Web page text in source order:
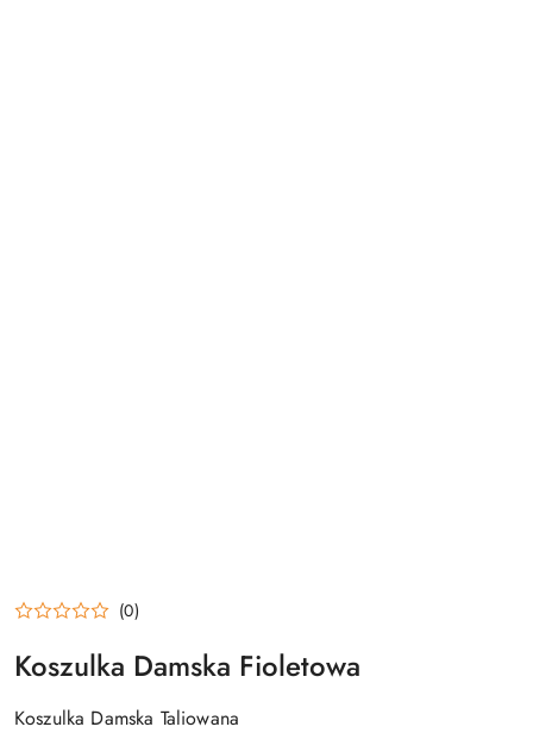
(0)
Koszulka Damska Fioletowa
Koszulka Damska Taliowana